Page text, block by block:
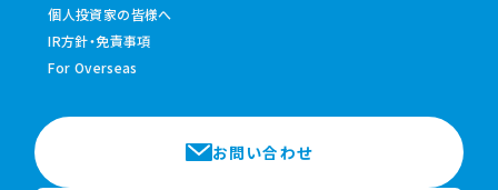
個人投資家の皆様へ
IR方針・免責事項
For Overseas
お問い合わせ